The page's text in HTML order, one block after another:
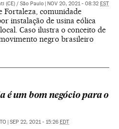
(CE) / São Paulo NOV 20, 2021 - 08:32 EST
Fortaleza, comunidade
instalação de usina eólica
Caso ilustra o conceito de
negro brasileiro
é um bom negócio para o
SEP 22, 2021 - 15:26 EDT